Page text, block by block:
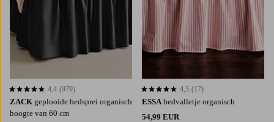
ZACK geplooide bedsprei organisch
hoogte van 60 cm
4,4 op basis van 979 beoordelingen
4,4 (979)
ESSA bedvalletje organisch
54,99 EUR
4,5 op basis van 17 beoordelingen
4,5 (17)